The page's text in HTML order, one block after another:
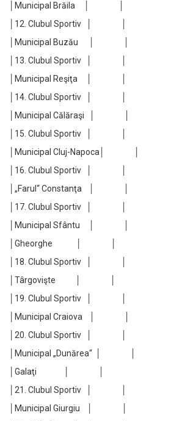
│Municipal Brăila │ │
│12. Clubul Sportiv │ │
│Municipal Buzău │ │
│13. Clubul Sportiv │ │
│Municipal Reşiţa │ │
│14. Clubul Sportiv │ │
│Municipal Călăraşi │ │
│15. Clubul Sportiv │ │
│Municipal Cluj-Napoca│ │
│16. Clubul Sportiv │ │
│„Farul“ Constanţa │ │
│17. Clubul Sportiv │ │
│Municipal Sfântu │ │
│Gheorghe │ │
│18. Clubul Sportiv │ │
│Târgovişte │ │
│19. Clubul Sportiv │ │
│Municipal Craiova │ │
│20. Clubul Sportiv │ │
│Municipal „Dunărea“ │ │
│Galaţi │ │
│21. Clubul Sportiv │ │
│Municipal Giurgiu │ │